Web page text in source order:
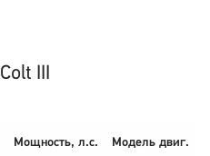
III
Мощность, л.с. Модель двиг.